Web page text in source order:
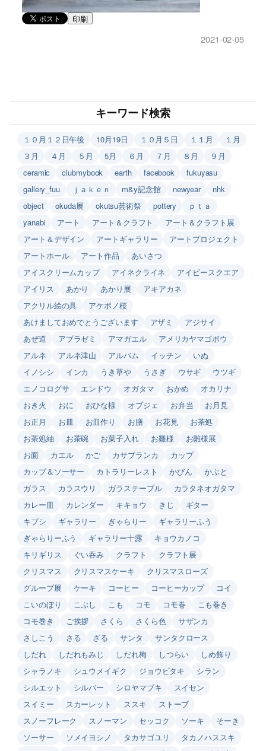
印刷
2021-02-05
キーワード検索
１０月１２日午後 10月19日 １０月５日 １１月
１月
３月
４月 ５月 5月 ６月 ７月 ８月
９月
ceramic
clubmybook earth facebook
fukuyasu
gallery_fuu
ｊａｋｅｎ m&y記念館 newyear
nhk
object
okuda展 okutsu芸術祭 pottery
ｐｔａ
yanabi
アート アート＆クラフト
アート＆クラフト展
アート＆デザイン
アートギャラリー
アートプロジェクト
アートホール
アート作品
あいさつ
アイスクリームカップ
アイネクライネ
アイビースクエア
アイリス
あかり あかり展
アキアカネ
アクリル絵の具
アケボノ桜
あけましておめでとうございます
アザミ
アジサイ
あぜ道
アブラゼミ アマガエル
アメリカヤマゴボウ
アルネ
アルネ津山 アルバム イッチン
いぬ
イノシシ
インカ うき草や うさぎ ウサギ
ウツギ
エノコログサ
エンドウ オガタマ おかめ
オカリナ
おき火
おに おひな様 オブジェ お弁当
お月見
お正月
お皿 お皿作り お膳 お花見
お茶処
お茶処紬
お茶碗 お菓子入れ お雛様
お雛様展
お面
カエル かご カサブランカ
カップ
カップ＆ソーサー
カトラリーレスト かびん
かぶと
ガラス
カラスウリ ガラステーブル
カラタネオガタマ
カレー皿
カレンダー キキョウ きじ
ギター
キブシ
ギャラリー ぎゃらりー
ギャラリーふう
ぎゃらりーふう
ギャラリー十露
キョウカノコ
キリギリス
ぐい吞み クラフト
クラフト展
クリスマス
クリスマスケーキ
クリスマスローズ
グループ展
ケーキ コーヒー コーヒーカップ
コイ
こいのぼり
こぶし こも コモ コモ巻
こも巻き
コモ巻き
ご挨拶 さくら さくら色
サザンカ
さしこう
さる ざる サンタ
サンタクロース
しだれ
しだれもみじ しだれ梅 しつらい
しめ飾り
シャラノキ
シュウメイギク ジョウビタキ
シラン
シルエット
シルバー シロヤマブキ
スイセン
スイミー
スカーレット ススキ
ストーブ
スノーフレーク
スノーマン セッコク ソーキ
そーき
ソーサー
ソメイヨシノ タカサゴユリ
タカノハススキ